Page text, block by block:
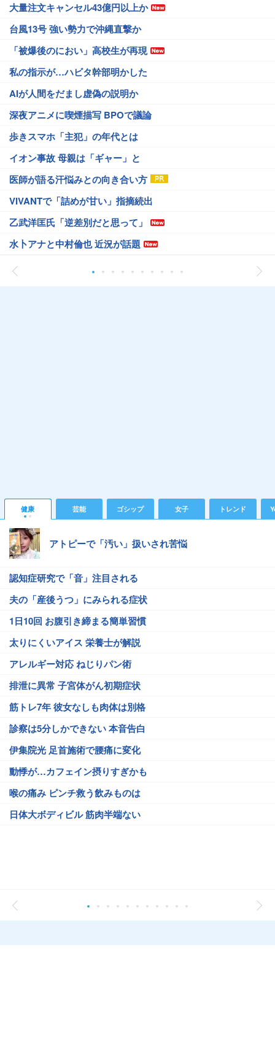
大量注文キャンセル43億円以上か
台風13号 強い勢力で沖縄直撃か
「被爆後のにおい」高校生が再現
私の指示が…ハビタ幹部明かした
AIが人間をだまし虚偽の説明か
深夜アニメに喫煙描写 BPOで議論
歩きスマホ「主犯」の年代とは
イオン事故 母親は「ギャー」と
医師が語る汗悩みとの向き合い方
VIVANTで「詰めが甘い」指摘続出
乙武洋匡氏「逆差別だと思って」
水卜アナと中村倫也 近況が話題
健康 芸能 ゴシップ 女子 トレンド
アトピーで「汚い」扱いされ苦悩
認知症研究で「音」注目される
夫の「産後うつ」にみられる症状
1日10回 お腹引き締まる簡単習慣
太りにくいアイス 栄養士が解説
アレルギー対応 ねじりパン術
排泄に異常 子宮体がん初期症状
筋トレ7年 彼女なしも肉体は別格
診察は5分しかできない 本音告白
伊集院光 足首施術で腰痛に変化
動悸が…カフェイン摂りすぎかも
喉の痛み ピンチ救う飲みものは
日体大ボディビル 筋肉半端ない